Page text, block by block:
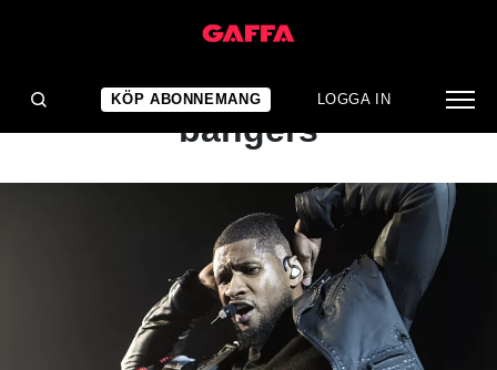
KÖP ABONNEMANG LOGGA IN
KONSERTRECENSION
Levererar bangers på
bangers